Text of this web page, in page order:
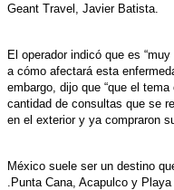
Geant Travel, Javier Batista.
El operador indicó que es
a cómo afectará esta
embargo, dijo que “que el
cantidad de consultas que se
en el exterior y ya compraron
México suele ser un destino
.Punta Cana, Acapulco y